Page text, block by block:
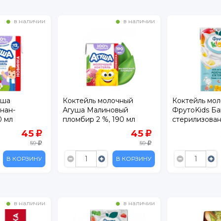
в наличии
мл
45
59
В КОРЗИНУ
в наличии
Коктейль молочный
ФрутоKids Банан и манго
стерилизованный 3,2%
57.90
75.90
В КОРЗИНУ
Коктейль
Фанни Ямми
в наличии в наличии